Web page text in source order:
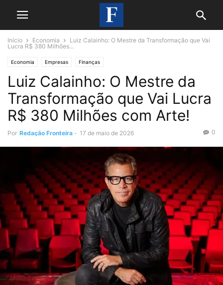
Início Economia
Luiz Calainho: O Mestre da Transformação que Vai
Lucra R$ 380 Milhões...
Economia Empresas Finanças
Luiz Calainho: O Mestre da
Transformação que Vai Lucra
R$ 380 Milhões com Arte!
Por Redação Fronteira - 17 de maio de 2026 0